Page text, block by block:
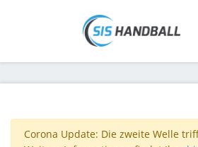
Corona Update: Die zweite Welle